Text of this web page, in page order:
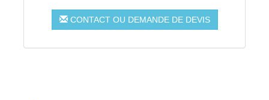
CONTACT OU DEMANDE DE DEVIS